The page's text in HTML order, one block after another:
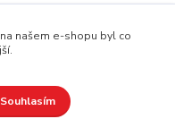
našem e-shopu byl co
Souhlasím